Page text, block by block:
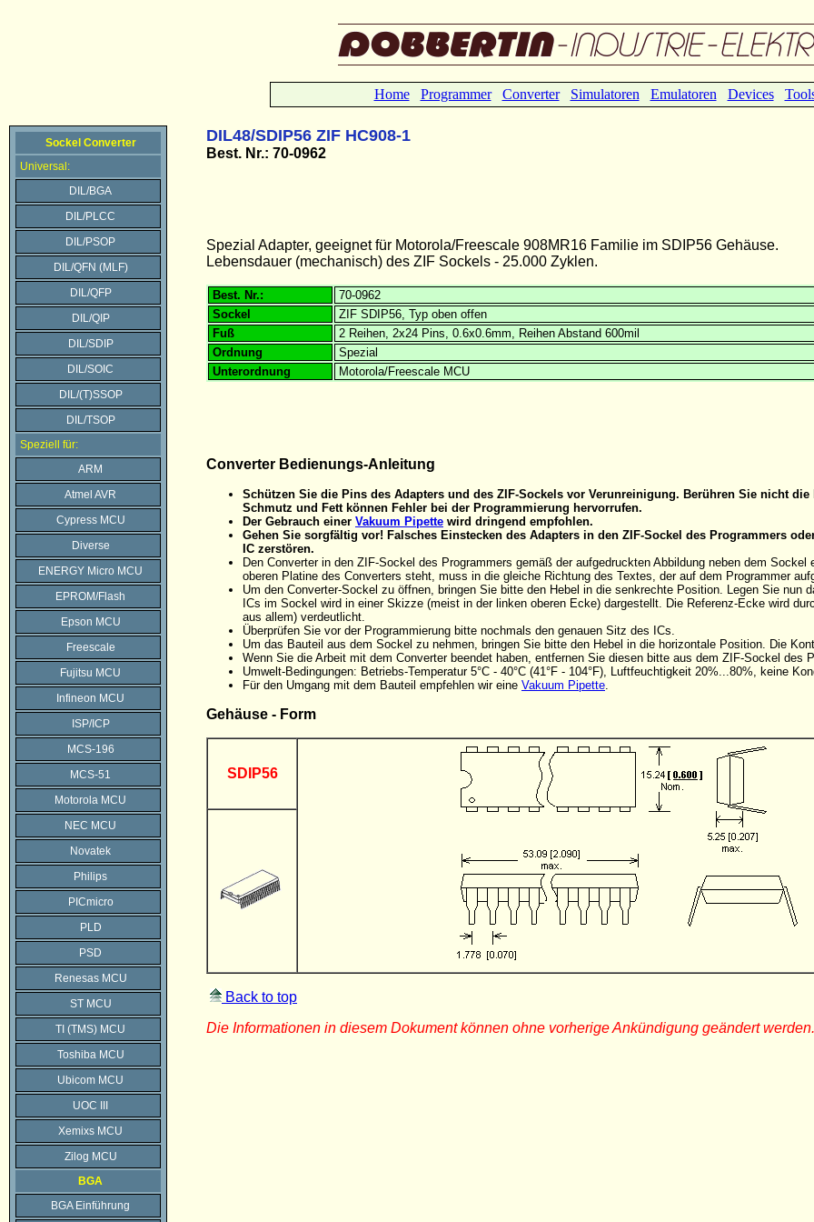
Home Programmer Converter Simulatoren Emulatoren Devices
Sockel Converter
Universal:
DIL/BGA
DIL/PLCC
DIL/PSOP
DIL/QFN (MLF)
DIL/QFP
DIL/QIP
DIL/SDIP
DIL/SOIC
DIL/(T)SSOP
DIL/TSOP
Speziell für:
ARM
Atmel AVR
Cypress MCU
Diverse
ENERGY Micro MCU
EPROM/Flash
Epson MCU
Freescale
Fujitsu MCU
Infineon MCU
ISP/ICP
MCS-196
MCS-51
Motorola MCU
NEC MCU
Novatek
Philips
PICmicro
PLD
PSD
Renesas MCU
ST MCU
TI (TMS) MCU
Toshiba MCU
Ubicom MCU
UOC III
Xemixs MCU
Zilog MCU
BGA
BGA Einführung
DIL48/SDIP56 ZIF HC908-1
Best. Nr.: 70-0962
Spezial Adapter, geeignet für Motorola/Freescale 908MR16 Familie im SDIP56 Gehäuse.
Lebensdauer (mechanisch) des ZIF Sockels - 25.000 Zyklen.
Best. Nr.:
70-0962
Sockel
ZIF SDIP56, Typ oben offen
Fuß
2 Reihen, 2x24 Pins, 0.6x0.6mm, Reihen Abstand 600mil
Ordnung
Spezial
Unterordnung
Motorola/Freescale MCU
Converter Bedienungs-Anleitung
Schützen Sie die Pins des Adapters und des ZIF-Sockels vor Verunreinigung. Berühren Sie nicht
Schmutz und Fett können Fehler bei der Programmierung hervorrufen.
Der Gebrauch einer Vakuum Pipette wird dringend empfohlen.
Gehen Sie sorgfältig vor! Falsches Einstecken des Adapters in den ZIF-Sockel des Programmers
IC zerstören.
Den Converter in den ZIF-Sockel des Programmers gemäß der aufgedruckten Abbildung neben dem
oberen Platine des Converters steht, muss in die gleiche Richtung des Textes, der auf dem Programmer
Um den Converter-Sockel zu öffnen, bringen Sie bitte den Hebel in die senkrechte Position. Legen Sie
ICs im Sockel wird in einer Skizze (meist in der linken oberen Ecke) dargestellt. Die Referenz-Ecke wird
aus allem) verdeutlicht.
Überprüfen Sie vor der Programmierung bitte nochmals den genauen Sitz des ICs.
Um das Bauteil aus dem Sockel zu nehmen, bringen Sie bitte den Hebel in die horizontale Position. Die
Wenn Sie die Arbeit mit dem Converter beendet haben, entfernen Sie diesen bitte aus dem ZIF-Sockel des
Umwelt-Bedingungen: Betriebs-Temperatur 5°C - 40°C (41°F - 104°F), Luftfeuchtigkeit 20%...80%, keine
Für den Umgang mit dem Bauteil empfehlen wir eine Vakuum Pipette.
Gehäuse - Form
SDIP56
Back to top
Die Informationen in diesem Dokument können ohne vorherige Ankündigung geändert werden.